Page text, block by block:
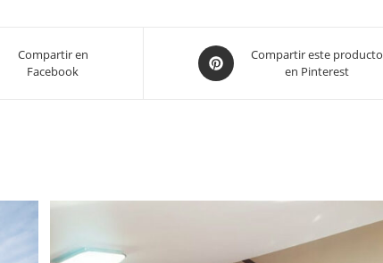
Compartir en
Facebook
Opens
in
Compartir este producto
en Pinterest